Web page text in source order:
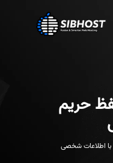
حریم
اطلاعات شخصی